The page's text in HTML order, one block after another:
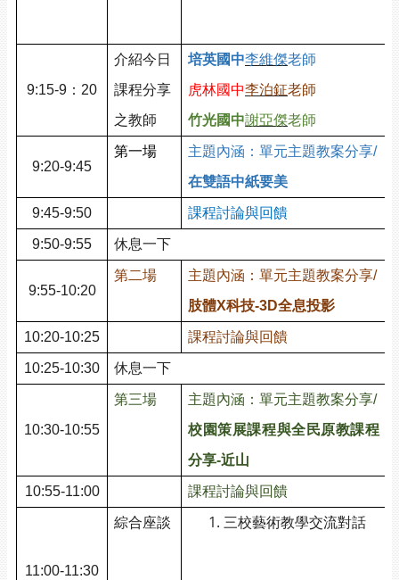
9:15-9 ：20
介紹今日
課程分享
之教師
培英國中李維傑老師
虎林國中李泊鉦老師
竹光國中謝亞傑老師
9:20-9:45
第一場 主題內涵 ：單元主題教案分享/
在雙語中紙要美
9:45-9:50 課程討論與回饋
9:50-9:55 休息一下
9:55-10:20
第二場
主題內涵：單元主題教案分享/
肢體X科技-3D全息投影
10:20-10:25 課程討論與回饋
10:25-10:30 休息一下
10:30-10:55
第三場
主題內涵：單元主題教案分享/
校園策展課程與全民原教課程
分享-近山
10:55-11:00 課程討論與回饋
11:00-11:30
綜合座談 三校藝術教學交流對話